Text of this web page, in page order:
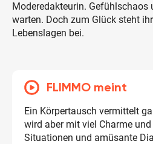
Moderedakteurin.
warten. Doch zum Glück steht
Lebenslagen bei.
FLIMMO meint
Ein Körpertausch vermittelt
wird aber mit viel Charme
Situationen und amüsante